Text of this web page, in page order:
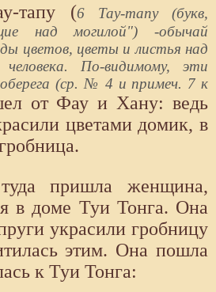
тапу (6 Тау-тапу (букв,
над могилой") -обычай
цветов, цветы и листья над
человека. По-видимому, эти
(ср. № 4 и примеч. 7 к
от Фау и Хану: ведь
цветами домик, в
пришла женщина,
в доме Туи Тонга. Она
украсили гробницу
этим. Она пошла
к Туи Тонга: